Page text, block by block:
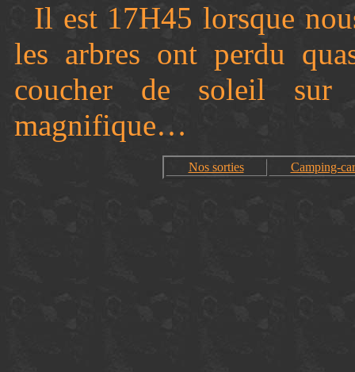
Il est 17H45 lorsque
les arbres ont perdu
coucher de soleil sur
magnifique…
Nos sorties Camping-car